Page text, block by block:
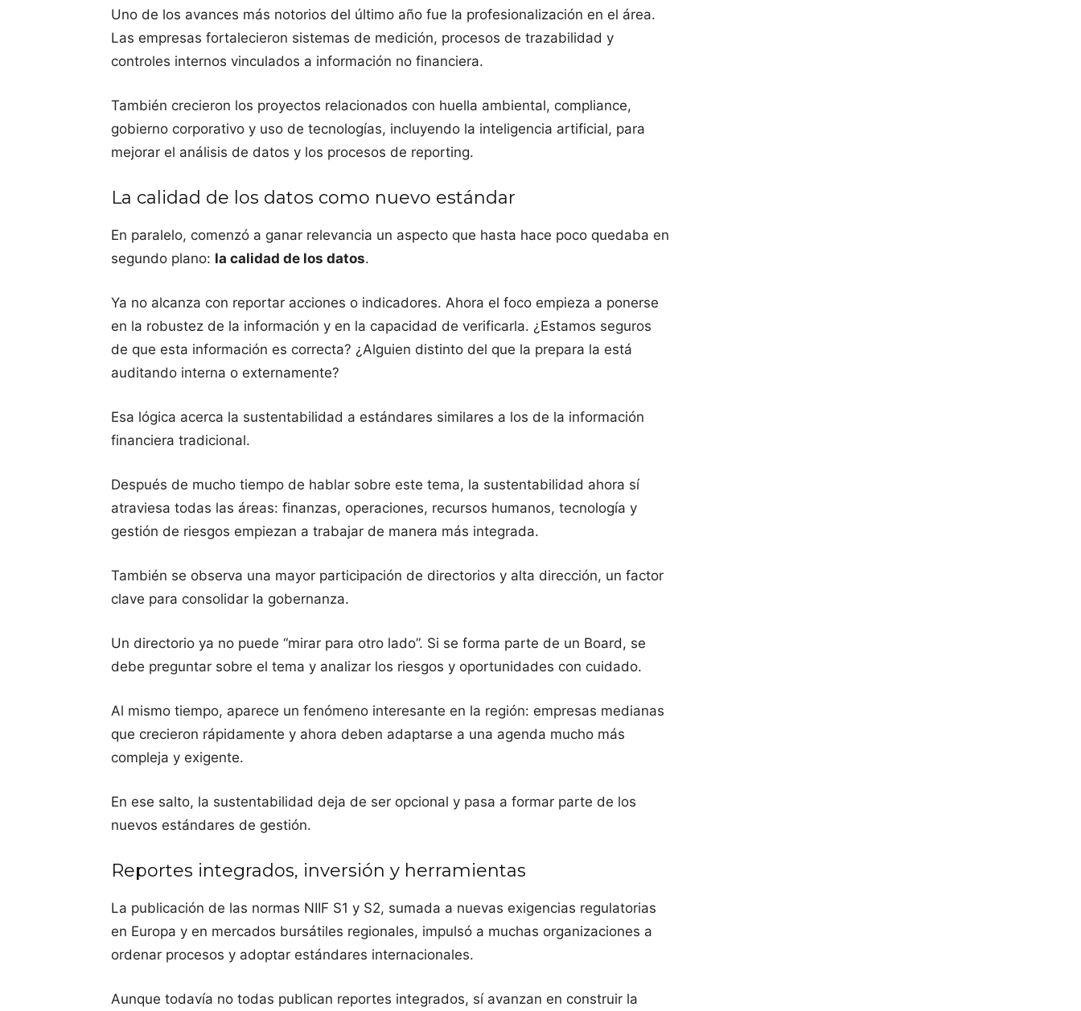
Uno de los avances más notorios del último año fue la profesionalización en el área.
Las empresas fortalecieron sistemas de medición, procesos de trazabilidad y
controles internos vinculados a información no financiera.
También crecieron los proyectos relacionados con huella ambiental, compliance,
gobierno corporativo y uso de tecnologías, incluyendo la inteligencia artificial, para
mejorar el análisis de datos y los procesos de reporting.
La calidad de los datos como nuevo estándar
En paralelo, comenzó a ganar relevancia un aspecto que hasta hace poco quedaba en
segundo plano: la calidad de los datos.
Ya no alcanza con reportar acciones o indicadores. Ahora el foco empieza a ponerse
en la robustez de la información y en la capacidad de verificarla. ¿Estamos seguros
de que esta información es correcta? ¿Alguien distinto del que la prepara la está
auditando interna o externamente?
Esa lógica acerca la sustentabilidad a estándares similares a los de la información
financiera tradicional.
Después de mucho tiempo de hablar sobre este tema, la sustentabilidad ahora sí
atraviesa todas las áreas: finanzas, operaciones, recursos humanos, tecnología y
gestión de riesgos empiezan a trabajar de manera más integrada.
También se observa una mayor participación de directorios y alta dirección, un factor
clave para consolidar la gobernanza.
Un directorio ya no puede “mirar para otro lado”. Si se forma parte de un Board, se
debe preguntar sobre el tema y analizar los riesgos y oportunidades con cuidado.
Al mismo tiempo, aparece un fenómeno interesante en la región: empresas medianas
que crecieron rápidamente y ahora deben adaptarse a una agenda mucho más
compleja y exigente.
En ese salto, la sustentabilidad deja de ser opcional y pasa a formar parte de los
nuevos estándares de gestión.
Reportes integrados, inversión y herramientas
La publicación de las normas NIIF S1 y S2, sumada a nuevas exigencias regulatorias
en Europa y en mercados bursátiles regionales, impulsó a muchas organizaciones a
ordenar procesos y adoptar estándares internacionales.
Aunque todavía no todas publican reportes integrados, sí avanzan en construir la